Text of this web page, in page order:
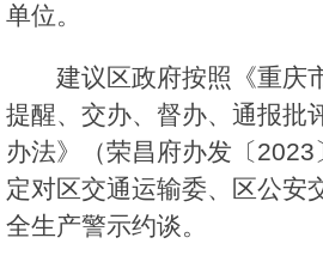
单位。
建议区政府按照《重庆
提醒、交办、督办、通报批
办法》（荣昌府办发〔
定对区交通运输委、区公安
全生产警示约谈。